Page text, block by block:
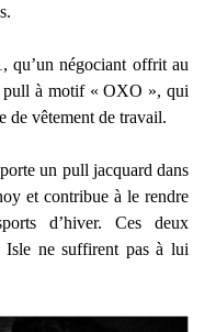
qu’un négociant offrit au
à motif « OXO », qui
de vêtement de travail.
un pull jacquard dans
et contribue à le rendre
d’hiver. Ces deux
Isle ne suffirent pas à lui